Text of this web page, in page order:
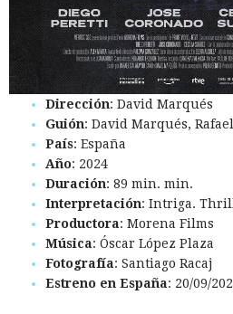
Dirección: David Marqués
Guión: David Marqués,
País: España
Año: 2024
Duración: 89 min. min.
Interpretación: Intriga.
Productora: Morena Films
Música: Óscar López Plaza
Fotografía: Santiago Racaj
Estreno en España: 20/09/